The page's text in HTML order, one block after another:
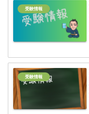
受験情報
受験情報